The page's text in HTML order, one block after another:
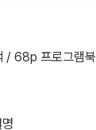
/ 68p 프로그램북